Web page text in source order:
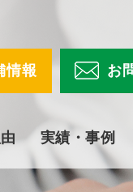
情報 お
実績・事例